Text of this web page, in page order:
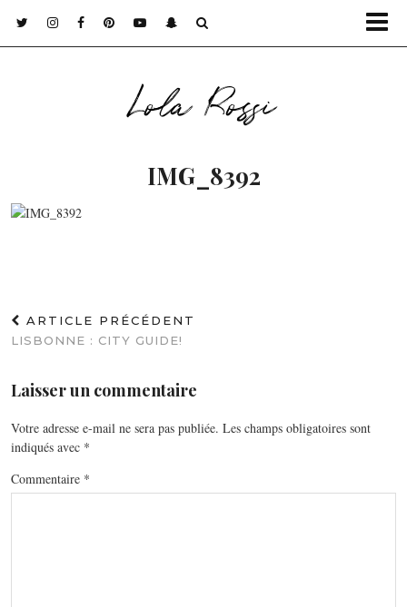
Lola Rossi
IMG_8392
ARTICLE PRÉCÉDENT
LISBONNE : CITY GUIDE!
Laisser un commentaire
Votre adresse e-mail ne sera pas publiée. Les champs obligatoires sont
indiqués avec *
Commentaire *